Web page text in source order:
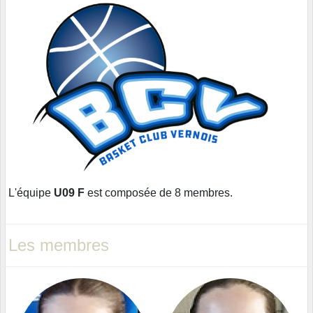
L'équipe U09 F est composée de 8 membres.
Les membres